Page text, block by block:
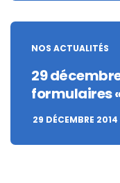
NOS ACTUALITÉS
29
formulaires
29 DÉCEMBRE 2014